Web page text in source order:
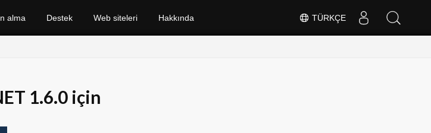
TÜRKÇE
alma Destek Web siteleri Hakkında
1.6.0 için